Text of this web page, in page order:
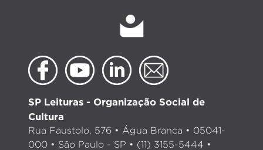
SP Leituras - Organização Social de
Cultura
Rua Faustolo, 576 • Água Branca • 05041-
000 • São Paulo - SP • (11) 3155-5444 •